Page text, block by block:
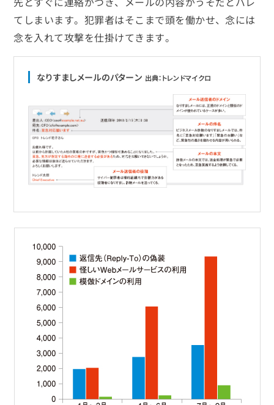
てしまいます。犯罪者はそこまで頭を働かせ、念には
念を入れて攻撃を仕掛けてきます。
なりすましメールのパターン 出典：トレンドマイクロ